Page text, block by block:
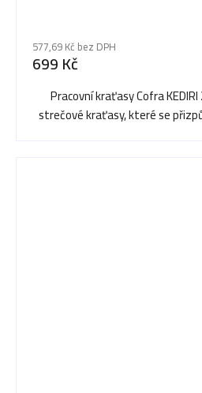
produktu
je
577,69 Kč bez DPH
699 Kč
Pracovní kraťasy Cofra
strečové kraťasy, které se